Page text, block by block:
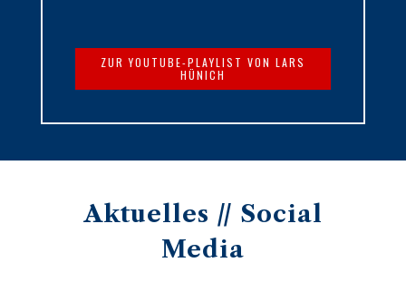
ZUR YOUTUBE-PLAYLIST VON LARS
HÜNICH
Aktuelles // Social
Media